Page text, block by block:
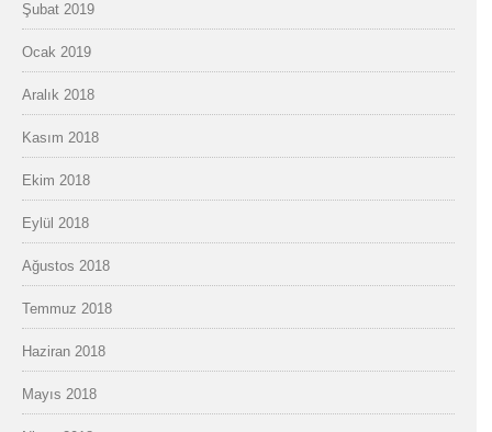
Şubat 2019
Ocak 2019
Aralık 2018
Kasım 2018
Ekim 2018
Eylül 2018
Ağustos 2018
Temmuz 2018
Haziran 2018
Mayıs 2018